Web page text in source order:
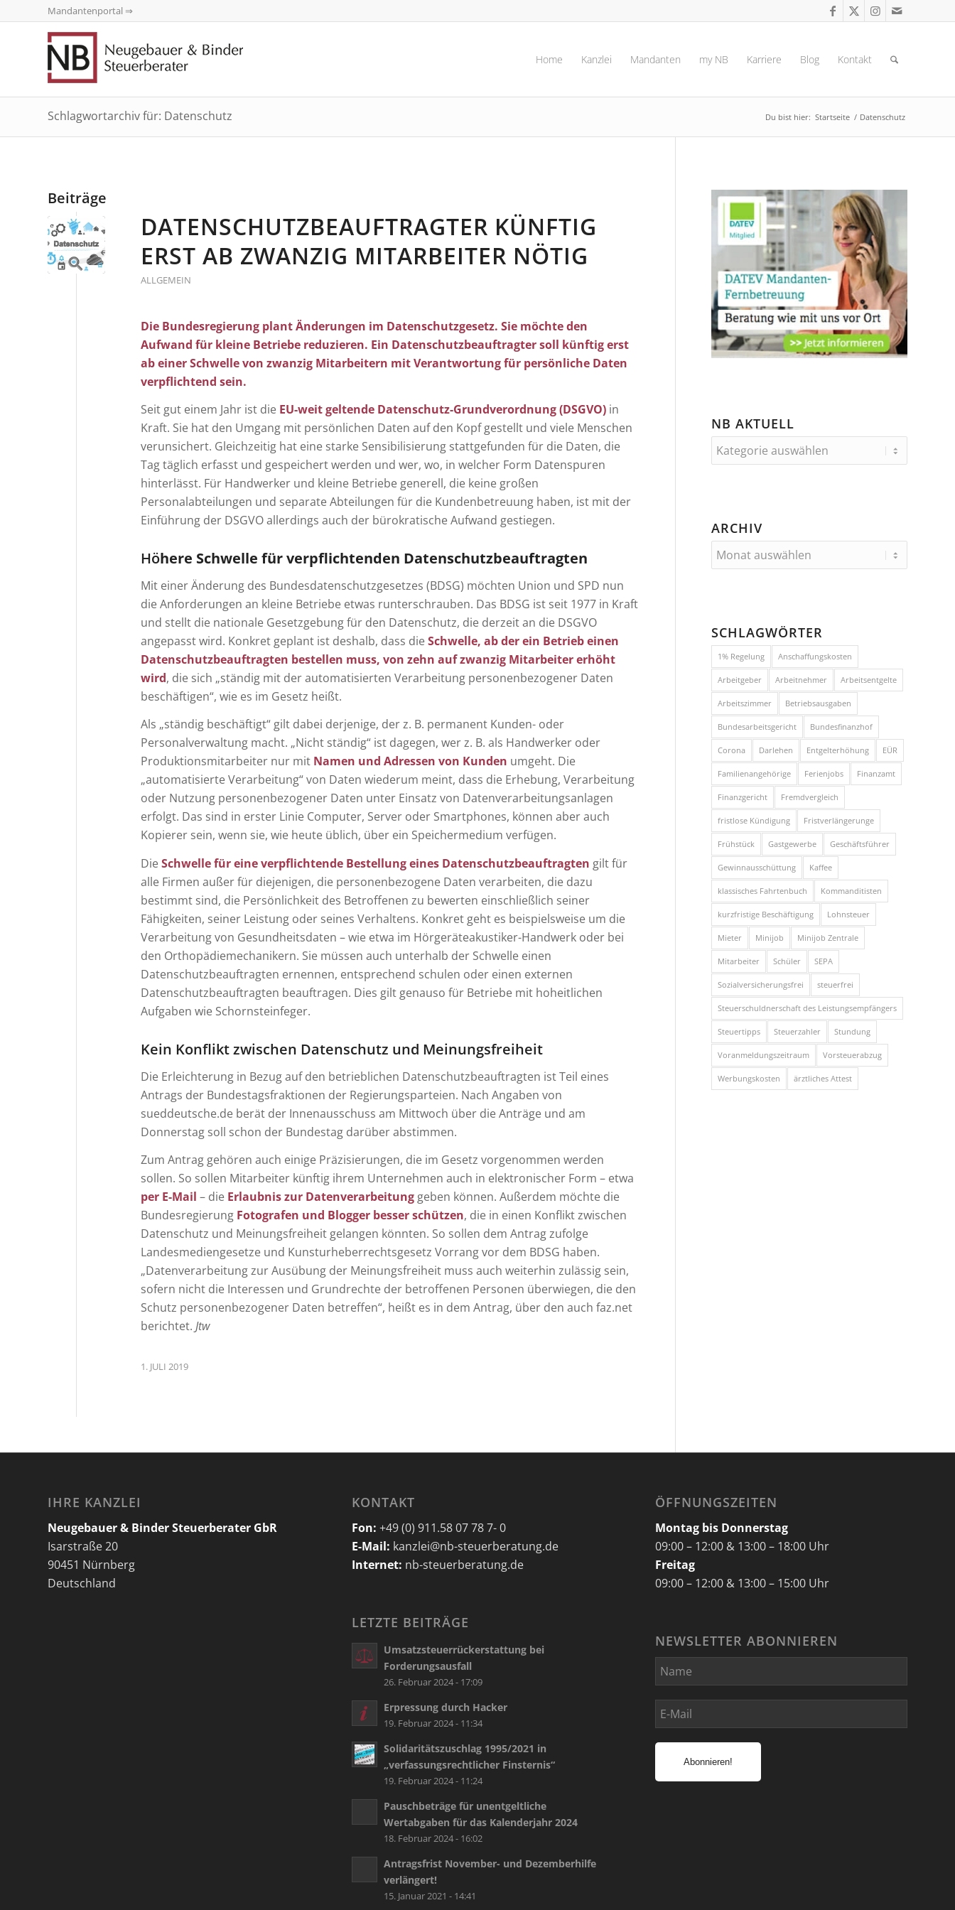
Mandantenportal ⇒
Home Kanzlei Mandanten my NB Karriere Blog Kontakt
Schlagwortarchiv für: Datenschutz Du bist hier: Startseite / Datenschutz
Beiträge
DATENSCHUTZBEAUFTRAGTER KÜNFTIG
ERST AB ZWANZIG MITARBEITER NÖTIG
ALLGEMEIN
Die Bundesregierung plant Änderungen im Datenschutzgesetz. Sie möchte den
Aufwand für kleine Betriebe reduzieren. Ein Datenschutzbeauftragter soll künftig erst
ab einer Schwelle von zwanzig Mitarbeitern mit Verantwortung für persönliche Daten
verpflichtend sein.
Seit gut einem Jahr ist die EU-weit geltende Datenschutz-Grundverordnung (DSGVO) in
Kraft. Sie hat den Umgang mit persönlichen Daten auf den Kopf gestellt und viele Menschen
verunsichert. Gleichzeitig hat eine starke Sensibilisierung stattgefunden für die Daten, die
Tag täglich erfasst und gespeichert werden und wer, wo, in welcher Form Datenspuren
hinterlässt. Für Handwerker und kleine Betriebe generell, die keine großen
Personalabteilungen und separate Abteilungen für die Kundenbetreuung haben, ist mit der
Einführung der DSGVO allerdings auch der bürokratische Aufwand gestiegen.
Höhere Schwelle für verpflichtenden Datenschutzbeauftragten
Mit einer Änderung des Bundesdatenschutzgesetzes (BDSG) möchten Union und SPD nun
die Anforderungen an kleine Betriebe etwas runterschrauben. Das BDSG ist seit 1977 in Kraft
und stellt die nationale Gesetzgebung für den Datenschutz, die derzeit an die DSGVO
angepasst wird. Konkret geplant ist deshalb, dass dieSchwelle, ab der ein Betrieb einen
Datenschutzbeauftragten bestellen muss, von zehn auf zwanzig Mitarbeiter erhöht
wird, die sich „ständig mit der automatisierten Verarbeitung personenbezogener Daten
beschäftigen“, wie es im Gesetz heißt.
Als „ständig beschäftigt“ gilt dabei derjenige, der z. B. permanent Kunden- oder
Personalverwaltung macht. „Nicht ständig“ ist dagegen, wer z. B. als Handwerker oder
Produktionsmitarbeiter nur mit Namen und Adressen von Kunden umgeht. Die
„automatisierte Verarbeitung“ von Daten wiederum meint, dass die Erhebung, Verarbeitung
oder Nutzung personenbezogener Daten unter Einsatz von Datenverarbeitungsanlagen
erfolgt. Das sind in erster Linie Computer, Server oder Smartphones, können aber auch
Kopierer sein, wenn sie, wie heute üblich, über ein Speichermedium verfügen.
DieSchwelle für eine verpflichtende Bestellung eines Datenschutzbeauftragten gilt für
alle Firmen außer für diejenigen, die personenbezogene Daten verarbeiten, die dazu
bestimmt sind, die Persönlichkeit des Betroffenen zu bewerten einschließlich seiner
Fähigkeiten, seiner Leistung oder seines Verhaltens. Konkret geht es beispielsweise um die
Verarbeitung von Gesundheitsdaten – wie etwa im Hörgeräteakustiker-Handwerk oder bei
den Orthopädiemechanikern. Sie müssen auch unterhalb der Schwelle einen
Datenschutzbeauftragten ernennen, entsprechend schulen oder einen externen
Datenschutzbeauftragten beauftragen. Dies gilt genauso für Betriebe mit hoheitlichen
Aufgaben wie Schornsteinfeger.
Kein Konflikt zwischen Datenschutz und Meinungsfreiheit
Die Erleichterung in Bezug auf den betrieblichen Datenschutzbeauftragten ist Teil eines
Antrags der Bundestagsfraktionen der Regierungsparteien. Nach Angaben von
sueddeutsche.de berät der Innenausschuss am Mittwoch über die Anträge und am
Donnerstag soll schon der Bundestag darüber abstimmen.
Zum Antrag gehören auch einige Präzisierungen, die im Gesetz vorgenommen werden
sollen. So sollen Mitarbeiter künftig ihrem Unternehmen auch in elektronischer Form – etwa
per E-Mail – die Erlaubnis zur Datenverarbeitung geben können. Außerdem möchte die
Bundesregierung Fotografen und Blogger besser schützen, die in einen Konflikt zwischen
Datenschutz und Meinungsfreiheit gelangen könnten. So sollen dem Antrag zufolge
Landesmediengesetze und Kunsturheberrechtsgesetz Vorrang vor dem BDSG haben.
„Datenverarbeitung zur Ausübung der Meinungsfreiheit muss auch weiterhin zulässig sein,
sofern nicht die Interessen und Grundrechte der betroffenen Personen überwiegen, die den
Schutz personenbezogener Daten betreffen“, heißt es in dem Antrag, über den auch faz.net
berichtet. Jtw
1. JULI 2019
NB AKTUELL
ARCHIV
SCHLAGWÖRTER
1% Regelung Anschaffungskosten
Arbeitgeber Arbeitnehmer Arbeitsentgelte
Arbeitszimmer Betriebsausgaben
Bundesarbeitsgericht Bundesfinanzhof
Corona Darlehen Entgelterhöhung EÜR
Familienangehörige Ferienjobs Finanzamt
Finanzgericht Fremdvergleich
fristlose Kündigung Fristverlängerunge
Frühstück Gastgewerbe Geschäftsführer
Gewinnausschüttung Kaffee
klassisches Fahrtenbuch Kommanditisten
kurzfristige Beschäftigung Lohnsteuer
Mieter Minijob Minijob Zentrale
Mitarbeiter Schüler SEPA
Sozialversicherungsfrei steuerfrei
Steuerschuldnerschaft des Leistungsempfängers
Steuertipps Steuerzahler Stundung
Voranmeldungszeitraum Vorsteuerabzug
Werbungskosten ärztliches Attest
IHRE KANZLEI
Neugebauer & Binder Steuerberater GbR
Isarstraße 20
90451 Nürnberg
Deutschland
KONTAKT
Fon: +49 (0) 911.58 07 78 7- 0
E-Mail: kanzlei@nb-steuerberatung.de
Internet: nb-steuerberatung.de
LETZTE BEITRÄGE
Umsatzsteuerrückerstattung bei
Forderungsausfall
26. Februar 2024 - 17:09
Erpressung durch Hacker
19. Februar 2024 - 11:34
Solidaritätszuschlag 1995/2021 in
„verfassungsrechtlicher Finsternis“
19. Februar 2024 - 11:24
Pauschbeträge für unentgeltliche
Wertabgaben für das Kalenderjahr 2024
18. Februar 2024 - 16:02
Antragsfrist November- und Dezemberhilfe
verlängert!
15. Januar 2021 - 14:41
ÖFFNUNGSZEITEN
Montag bis Donnerstag
09:00 – 12:00 & 13:00 – 18:00 Uhr
Freitag
09:00 – 12:00 & 13:00 – 15:00 Uhr
NEWSLETTER ABONNIEREN